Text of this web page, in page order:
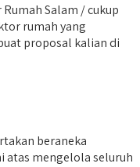
Salam / cukup
rumah yang
proposal kalian di
beraneka
atas mengelola seluruh